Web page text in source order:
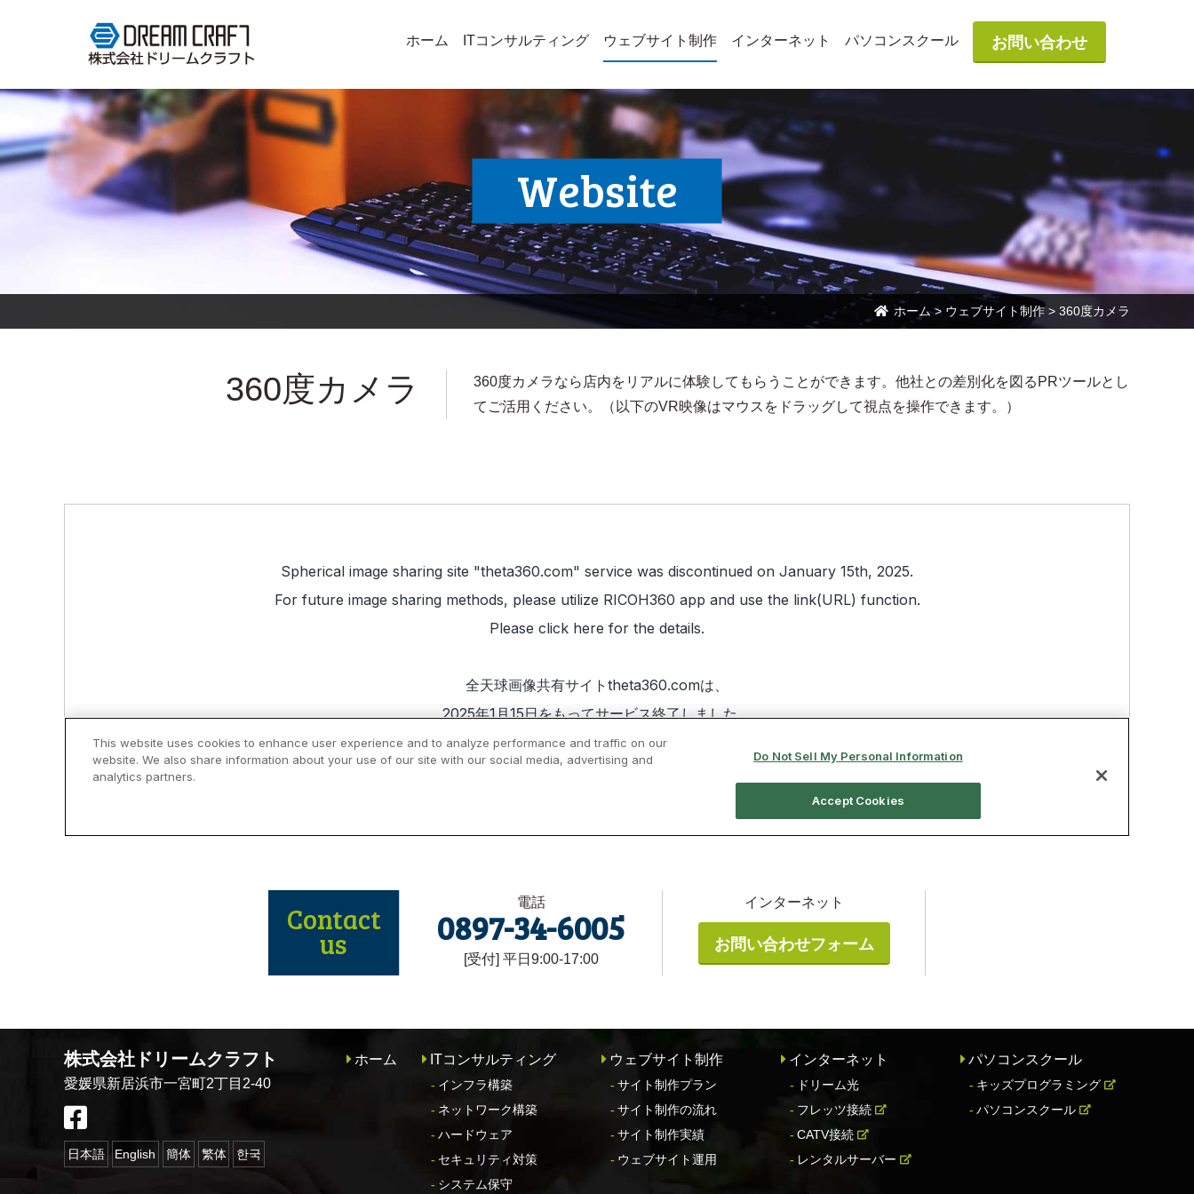
ホーム ITコンサルティング ウェブサイト制作 インターネット パソコンスクール お問い合わせ
Website
ホーム> ウェブサイト制作 > 360度カメラ
360度カメラ
360度カメラなら店内をリアルに体験してもらうことができます。他社との差別化を図るPRツールとし
てご活用ください。（以下のVR映像はマウスをドラッグして視点を操作できます。）
Contact
us
電話
0897-34-6005
[受付] 平日9:00-17:00
インターネット
お問い合わせフォーム
ホーム ITコンサルティング
インフラ構築
ネットワーク構築
ハードウェア
セキュリティ対策
システム保守
ウェブサイト制作
サイト制作プラン
サイト制作の流れ
サイト制作実績
ウェブサイト運用
インターネット
ドリーム光
フレッツ接続
CATV接続
レンタルサーバー
パソコンスクール
キッズプログラミング
パソコンスクール
株式会社ドリームクラフト
愛媛県新居浜市一宮町2丁目2-40
日本語 English 簡体 繁体 한국